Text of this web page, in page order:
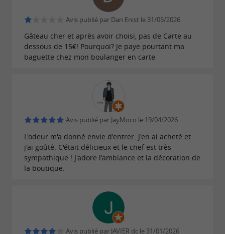
Pour votre santé, évitez de manger trop gras,
trop sucré, trop salé
Avis publié par Dan Enist le 31/05/2026
Gâteau cher et après avoir choisi, pas de Carte au
dessous de 15€! Pourquoi? Je paye pourtant ma
baguette chez mon boulanger en carte
Avis publié par JayMoco le 19/04/2026
L'odeur m'a donné envie d'entrer. J'en ai acheté et
j'ai goûté. C'était délicieux et le chef est très
sympathique ! J'adore l'ambiance et la décoration de
la boutique.
Avis publié par JAVIER dc le 31/01/2026